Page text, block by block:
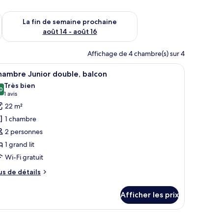
semaine août 7 - août 9
La fin de semaine prochaine
août 14 - août 16
Vérifier la disponibilité pour la fin de semaine prochaine août
Affichage de 4 chambre(s) sur 4
literie de qualité
et à rayures, une tête de lit en bois et une fresque murale représentant des
:
Une chambre d’hôtel moderne dotée d’un
7 Junior double, balcon
sur 10
Très bien
1 avis
(1 avis)
22 m²
1 chambre
2 personnes
1 grand lit
Wi-Fi gratuit
de détails
Afficher les prix